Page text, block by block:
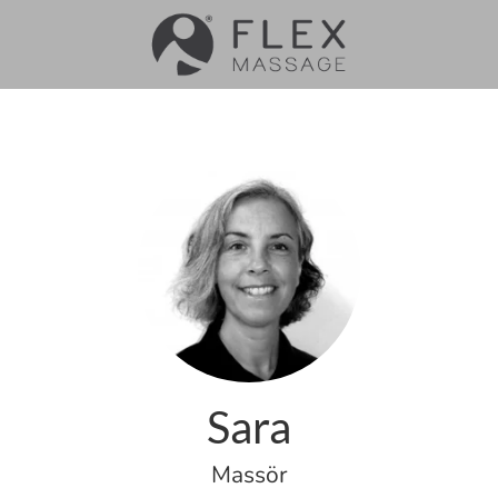
Sara
Massör